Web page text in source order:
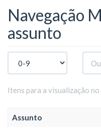
Navegação
assunto
Itens para a visualização
Assunto